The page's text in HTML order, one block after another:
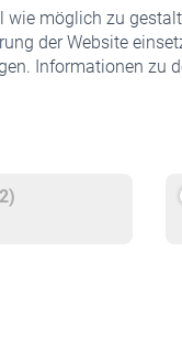
wie möglich zu
der Website
Informationen zu
Förderung